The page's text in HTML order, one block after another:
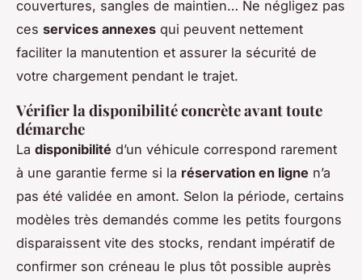
couvertures, sangles de maintien… Ne négligez pas
ces services annexes qui peuvent nettement
faciliter la manutention et assurer la sécurité de
votre chargement pendant le trajet.
Vérifier la disponibilité concrète avant toute
démarche
La disponibilité d’un véhicule correspond rarement
à une garantie ferme si la réservation en ligne n’a
pas été validée en amont. Selon la période, certains
modèles très demandés comme les petits fourgons
disparaissent vite des stocks, rendant impératif de
confirmer son créneau le plus tôt possible auprès